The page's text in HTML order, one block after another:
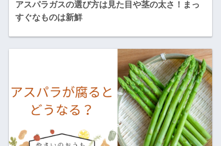
アスパラガスの選び方は見た目や茎の太さ！まっ
すぐなものは新鮮